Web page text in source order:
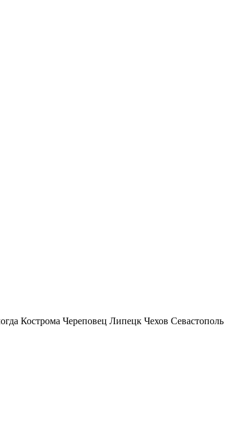
Кострома Череповец Липецк Чехов Севастополь